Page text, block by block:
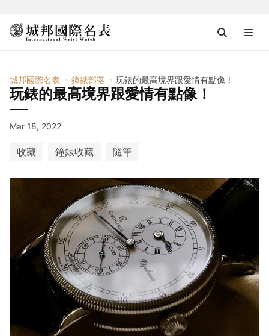
城邦國際名表 鐘錶部落 玩錶的最高境界跟愛情有點像！
玩錶的最高境界跟愛情有點像！
Mar 18, 2022
收藏 鐘錶收藏 隨筆